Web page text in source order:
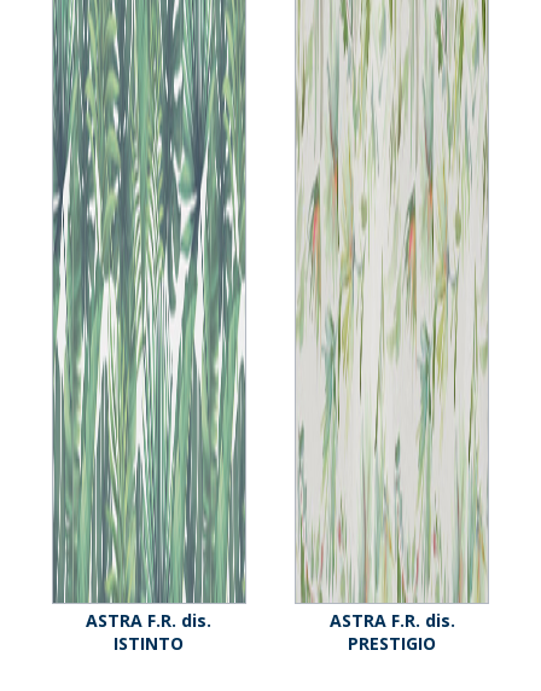
ASTRA F.R. dis.
ISTINTO
ASTRA F.R. dis.
PRESTIGIO